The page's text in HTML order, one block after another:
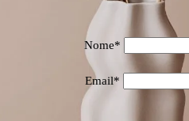
Nome*
Email*